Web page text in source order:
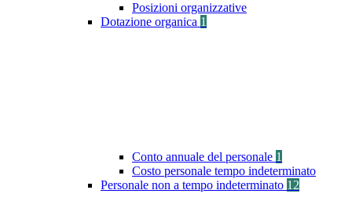
Posizioni organizzative
Dotazione organica 1
Conto annuale del personale 1
Costo personale tempo indeterminato
Personale non a tempo indeterminato 12